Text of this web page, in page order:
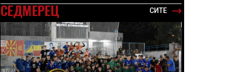
СЕДМЕРЕЦ СИТЕ